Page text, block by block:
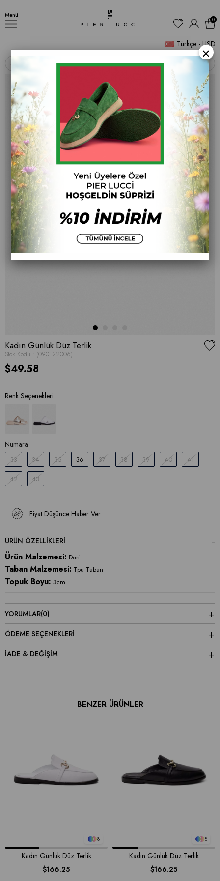
Menü
Türkçe - USD
0
‹ ›
Kadın Günlük Düz Terlik
Stok Kodu (090122006)
$49.58
Numara
33 34 35 36 37 38 39 40 41
42 43
Fiyat Düşünce Haber Ver
ÜRÜN ÖZELLIKLERI
Ürün Malzemesi: Deri
Taban Malzemesi: Tpu Taban
Topuk Boyu: 3cm
YORUMLAR(0)
ÖDEME SEÇENEKLERI
İADE & DEĞİŞİM
BENZER ÜRÜNLER
8
Kadın Günlük Düz Terlik
$166.25
8
Kadın Günlük Düz Terlik
$166.25
×